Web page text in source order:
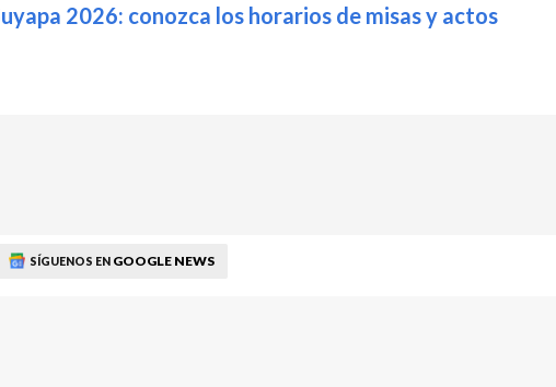
2026: conozca los horarios de misas y actos
SÍGUENOS EN GOOGLE NEWS